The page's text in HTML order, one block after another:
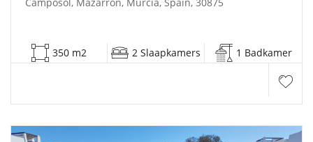
350 m2 2 Slaapkamers 1 Badkamer